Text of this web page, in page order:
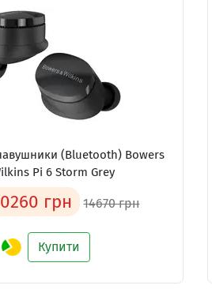
(Bluetooth) Bowers
Pi 6 Storm Grey
грн 14670 грн
Купити